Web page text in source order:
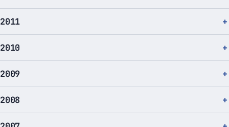
2011
2010
2009
2008